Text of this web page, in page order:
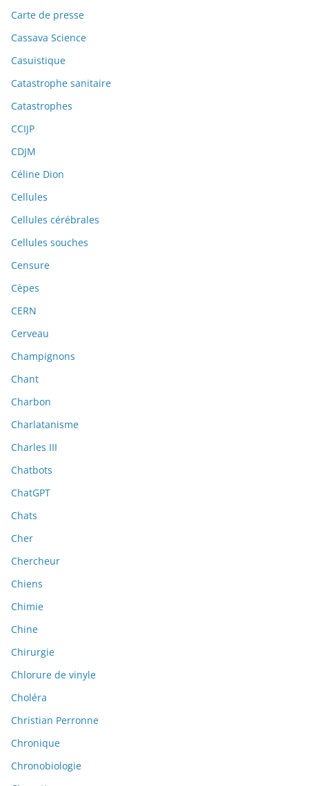
Carte de presse
Cassava Science
Casuistique
Catastrophe sanitaire
Catastrophes
CCIJP
CDJM
Céline Dion
Cellules
Cellules cérébrales
Cellules souches
Censure
Cèpes
CERN
Cerveau
Champignons
Chant
Charbon
Charlatanisme
Charles III
Chatbots
ChatGPT
Chats
Cher
Chercheur
Chiens
Chimie
Chine
Chirurgie
Chlorure de vinyle
Choléra
Christian Perronne
Chronique
Chronobiologie